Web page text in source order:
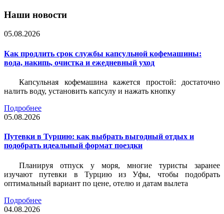
Наши новости
05.08.2026
Как продлить срок службы капсульной кофемашины:
вода, накипь, очистка и ежедневный уход
Капсульная кофемашина кажется простой: достаточно
налить воду, установить капсулу и нажать кнопку
Подробнее
05.08.2026
Путевки в Турцию: как выбрать выгодный отдых и
подобрать идеальный формат поездки
Планируя отпуск у моря, многие туристы заранее
изучают путевки в Турцию из Уфы, чтобы подобрать
оптимальный вариант по цене, отелю и датам вылета
Подробнее
04.08.2026